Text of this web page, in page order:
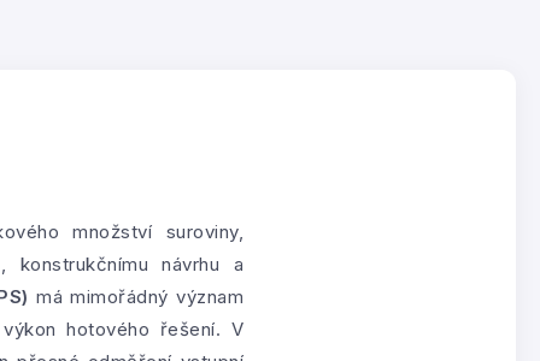
množství suroviny,
konstrukčnímu návrhu a
má mimořádný význam
hotového řešení. V